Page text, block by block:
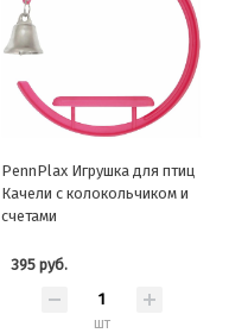
PennPlax Игрушка для птиц
Качели с колокольчиком и
счетами
395 руб.
шт